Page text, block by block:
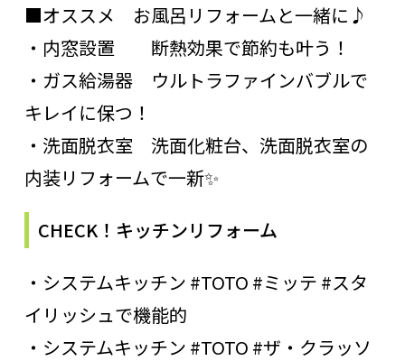
■オススメ お風呂リフォームと一緒に♪
・内窓設置 断熱効果で節約も叶う！
・ガス給湯器 ウルトラファインバブルで
キレイに保つ！
・洗面脱衣室 洗面化粧台、洗面脱衣室の
内装リフォームで一新✨
CHECK！キッチンリフォーム
・システムキッチン #TOTO #ミッテ #スタ
イリッシュで機能的
・システムキッチン #TOTO #ザ・クラッソ